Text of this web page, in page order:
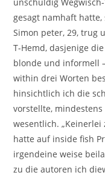
unschuldig
gesagt namhaft
Simon peter, 29, trug
T-Hemd, dasjenige
blonde und informell
within drei Worten
hinsichtlich ich die
vorstellte,
wesentlich.
hatte auf inside fish
irgendeine weise
zu die autoren ich